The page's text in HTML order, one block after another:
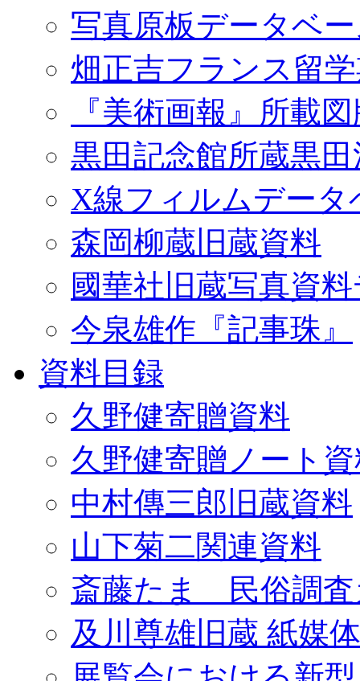
写真原板データベ
畑正吉フランス留
『美術画報』所載
黒田記念館所蔵黒
X線フィルムデータ
森岡柳蔵旧蔵資料
國華社旧蔵写真資
今泉雄作『記事珠』
資料目録
久野健寄贈資料
久野健寄贈ノート
中村傳三郎旧蔵資料
山下菊二関連資料
斎藤たま 民俗調査
及川尊雄旧蔵 紙媒